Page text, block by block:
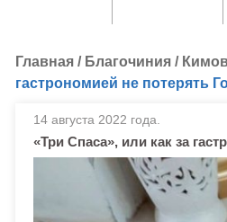
Главная / Благочиния /
гастрономией не потерять
14 августа 2022 года.
«Три Спаса», или как за